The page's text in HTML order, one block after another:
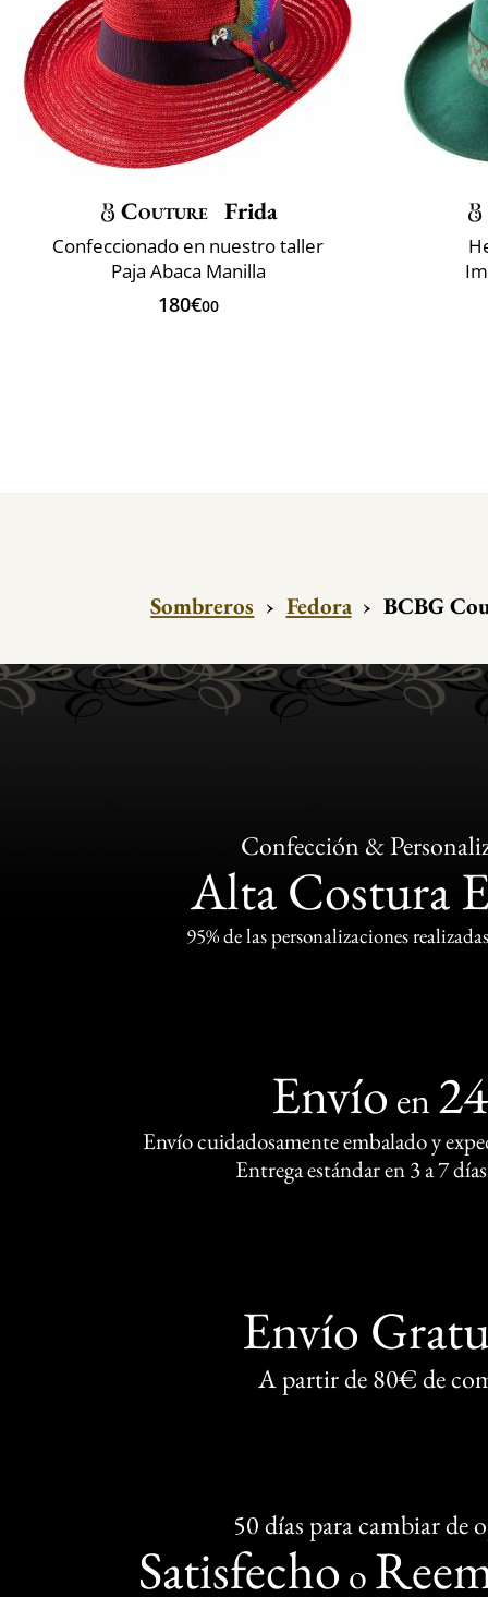
Couture Frida
Confeccionado en nuestro taller
Paja Abaca Manilla
180€00
Sombreros › Fedora › BCBG
Confección &
Alta Costura
95% de las personalizaciones
Envío en
Envío cuidadosamente embalado y
Entrega estándar en 3 a 7
Envío
A partir de 80€ de
50 días para cambiar de
Satisfecho o